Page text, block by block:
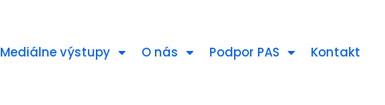
Mediálne výstupy O nás Podpor PAS Kontakt